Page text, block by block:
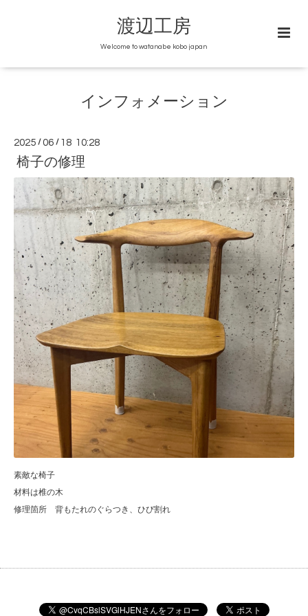
渡辺工房
Welcome to watanabe kobo japan
インフォメーション
2025 /06 / 18 10:28
椅子の修理
素敵な椅子
材料は椎の木
修理箇所 背もたれのぐらつき、ひび割れ